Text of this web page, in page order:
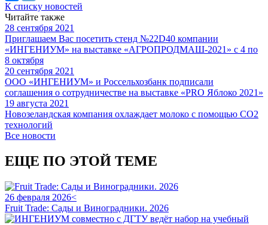
К списку новостей
Читайте также
28 сентября 2021
Приглашаем Вас посетить стенд №22D40 компании
«ИНГЕНИУМ» на выставке «АГРОПРОДМАШ-2021» с 4 по
8 октября
20 сентября 2021
ООО «ИНГЕНИУМ» и Россельхозбанк подписали
соглашения о сотрудничестве на выставке «PRO Яблоко 2021»
19 августа 2021
Новозеландская компания охлаждает молоко с помощью CO2
технологий
Все новости
ЕЩЕ ПО ЭТОЙ ТЕМЕ
26 февраля 2026<
Fruit Trade: Сады и Виноградники. 2026